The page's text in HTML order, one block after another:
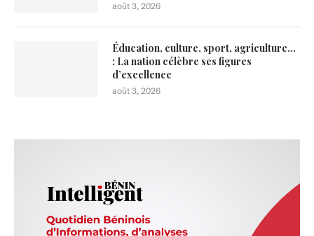
août 3, 2026
Éducation, culture, sport, agriculture…
: La nation célèbre ses figures
d’excellence
août 3, 2026